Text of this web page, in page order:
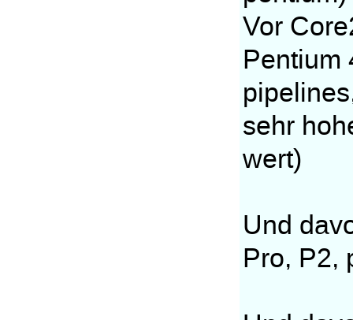
Vor
Pentium
sehr
wert)
Und
Pro, P2,